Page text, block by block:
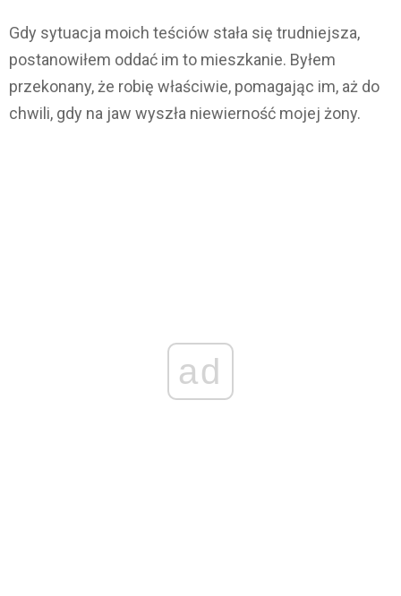
Gdy sytuacja moich teściów stała się trudniejsza,
postanowiłem oddać im to mieszkanie. Byłem
przekonany, że robię właściwie, pomagając im, aż do
chwili, gdy na jaw wyszła niewierność mojej żony.
ad